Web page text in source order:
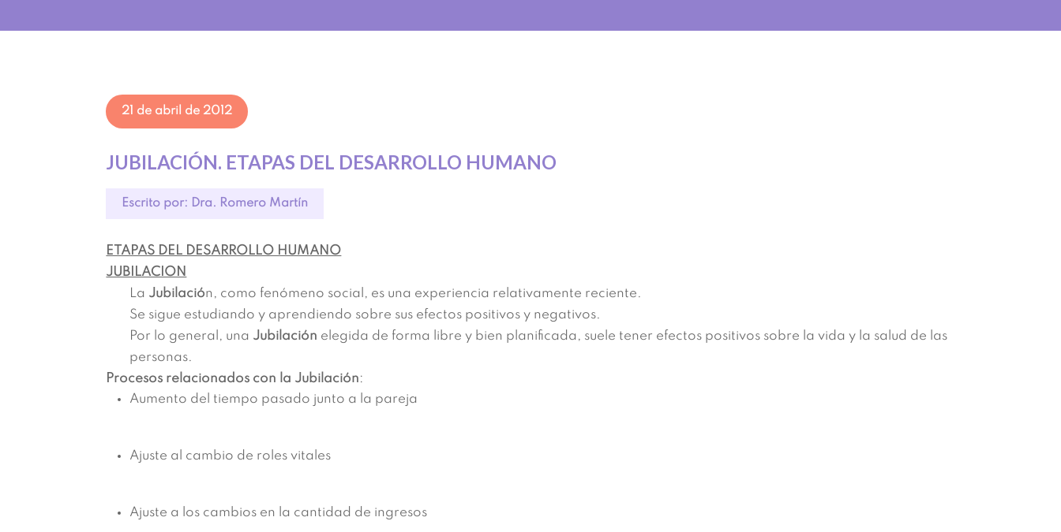
21 de abril de 2012
JUBILACIÓN. ETAPAS DEL DESARROLLO HUMANO
Escrito por: Dra. Romero Martín
ETAPAS DEL DESARROLLO HUMANO
JUBILACION
La Jubilación, como fenómeno social, es una experiencia relativamente reciente.
Se sigue estudiando y aprendiendo sobre sus efectos positivos y negativos.
Por lo general, una Jubilación elegida de forma libre y bien planificada, suele tener efectos positivos sobre la vida y la salud de las
personas.
Procesos relacionados con la Jubilación:
Aumento del tiempo pasado junto a la pareja
Ajuste al cambio de roles vitales
Ajuste a los cambios en la cantidad de ingresos